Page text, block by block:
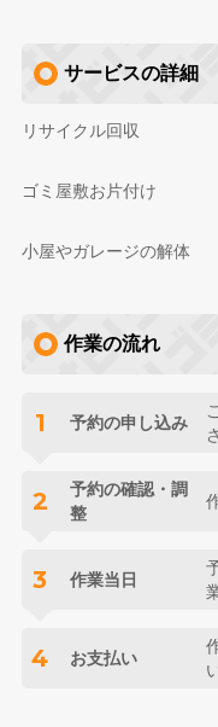
サービスの詳細
リサイクル回収
ゴミ屋敷お片付け
小屋やガレージの解体
作業の流れ
1 予約の申し込み
2
予約の確認・調
整
3 作業当日
4 お支払い